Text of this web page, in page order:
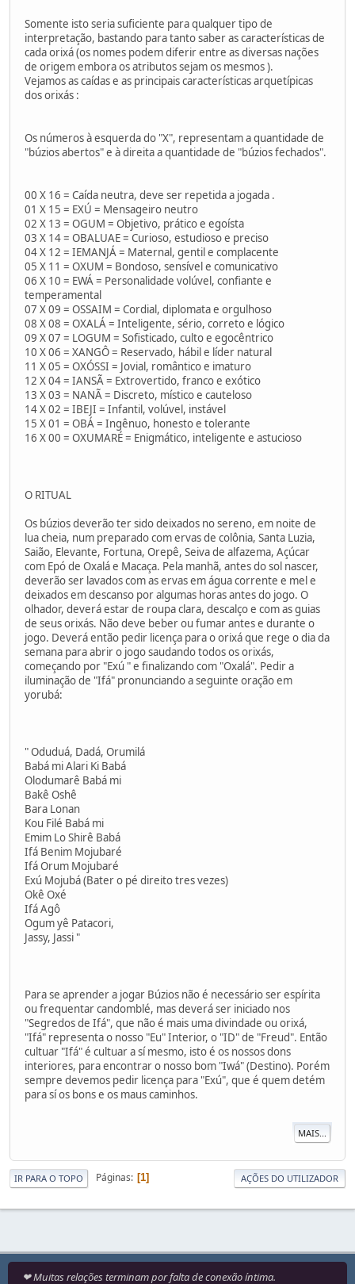
Somente isto seria suficiente para qualquer tipo de
interpretação, bastando para tanto saber as características de
cada orixá (os nomes podem diferir entre as diversas nações
de origem embora os atributos sejam os mesmos ).
Vejamos as caídas e as principais características arquetípicas
dos orixás :
Os números à esquerda do "X", representam a quantidade de
"búzios abertos" e à direita a quantidade de "búzios fechados".
00 X 16 = Caída neutra, deve ser repetida a jogada .
01 X 15 = EXÚ = Mensageiro neutro
02 X 13 = OGUM = Objetivo, prático e egoísta
03 X 14 = OBALUAE = Curioso, estudioso e preciso
04 X 12 = IEMANJÁ = Maternal, gentil e complacente
05 X 11 = OXUM = Bondoso, sensível e comunicativo
06 X 10 = EWÁ = Personalidade volúvel, confiante e
temperamental
07 X 09 = OSSAIM = Cordial, diplomata e orgulhoso
08 X 08 = OXALÁ = Inteligente, sério, correto e lógico
09 X 07 = LOGUM = Sofisticado, culto e egocêntrico
10 X 06 = XANGÔ = Reservado, hábil e líder natural
11 X 05 = OXÓSSI = Jovial, romântico e imaturo
12 X 04 = IANSÃ = Extrovertido, franco e exótico
13 X 03 = NANÃ = Discreto, místico e cauteloso
14 X 02 = IBEJI = Infantil, volúvel, instável
15 X 01 = OBÁ = Ingênuo, honesto e tolerante
16 X 00 = OXUMARÉ = Enigmático, inteligente e astucioso
O RITUAL
Os búzios deverão ter sido deixados no sereno, em noite de
lua cheia, num preparado com ervas de colônia, Santa Luzia,
Saião, Elevante, Fortuna, Orepê, Seiva de alfazema, Açúcar
com Epó de Oxalá e Macaça. Pela manhã, antes do sol nascer,
deverão ser lavados com as ervas em água corrente e mel e
deixados em descanso por algumas horas antes do jogo. O
olhador, deverá estar de roupa clara, descalço e com as guias
de seus orixás. Não deve beber ou fumar antes e durante o
jogo. Deverá então pedir licença para o orixá que rege o dia da
semana para abrir o jogo saudando todos os orixás,
começando por "Exú " e finalizando com "Oxalá". Pedir a
iluminação de "Ifá" pronunciando a seguinte oração em
yorubá:
" Oduduá, Dadá, Orumilá
Babá mi Alari Ki Babá
Olodumarê Babá mi
Bakê Oshê
Bara Lonan
Kou Filé Babá mi
Emim Lo Shirê Babá
Ifá Benim Mojubaré
Ifá Orum Mojubaré
Exú Mojubá (Bater o pé direito tres vezes)
Okê Oxé
Ifá Agô
Ogum yê Patacori,
Jassy, Jassi "
Para se aprender a jogar Búzios não é necessário ser espírita
ou frequentar candomblé, mas deverá ser iniciado nos
"Segredos de Ifá", que não é mais uma divindade ou orixá,
"Ifá" representa o nosso "Eu" Interior, o "ID" de "Freud". Então
cultuar "Ifá" é cultuar a sí mesmo, isto é os nossos dons
interiores, para encontrar o nosso bom "Iwá" (Destino). Porém
sempre devemos pedir licença para "Exú", que é quem detém
para sí os bons e os maus caminhos.
MAIS...
IR PARA O TOPO Páginas 1 AÇÕES DO UTILIZADOR
❤ Muitas relações terminam por falta de conexão íntima.